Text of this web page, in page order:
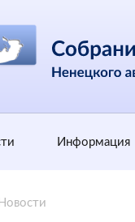
Информация
Новости